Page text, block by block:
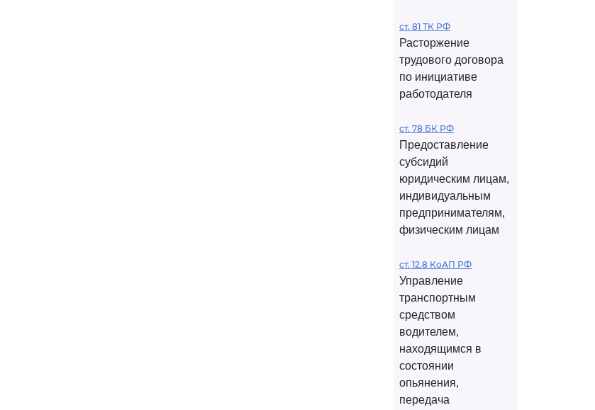
ст. 81 ТК РФ
Расторжение
трудового договора
по инициативе
работодателя
ст. 78 БК РФ
Предоставление
субсидий
юридическим лицам,
индивидуальным
предпринимателям,
физическим лицам
ст. 12.8 КоАП РФ
Управление
транспортным
средством
водителем,
находящимся в
состоянии
опьянения,
передача